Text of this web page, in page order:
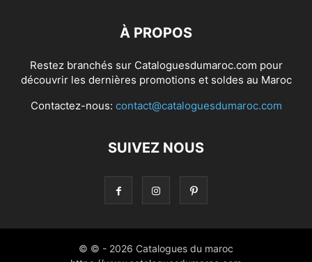
À PROPOS
Restez branchés sur Cataloguesdumaroc.com pour
découvrir les dernières promotions et soldes au Maroc
Contactez-nous: contact@cataloguesdumaroc.com
SUIVEZ NOUS
© © - 2026 Catalogues du maroc